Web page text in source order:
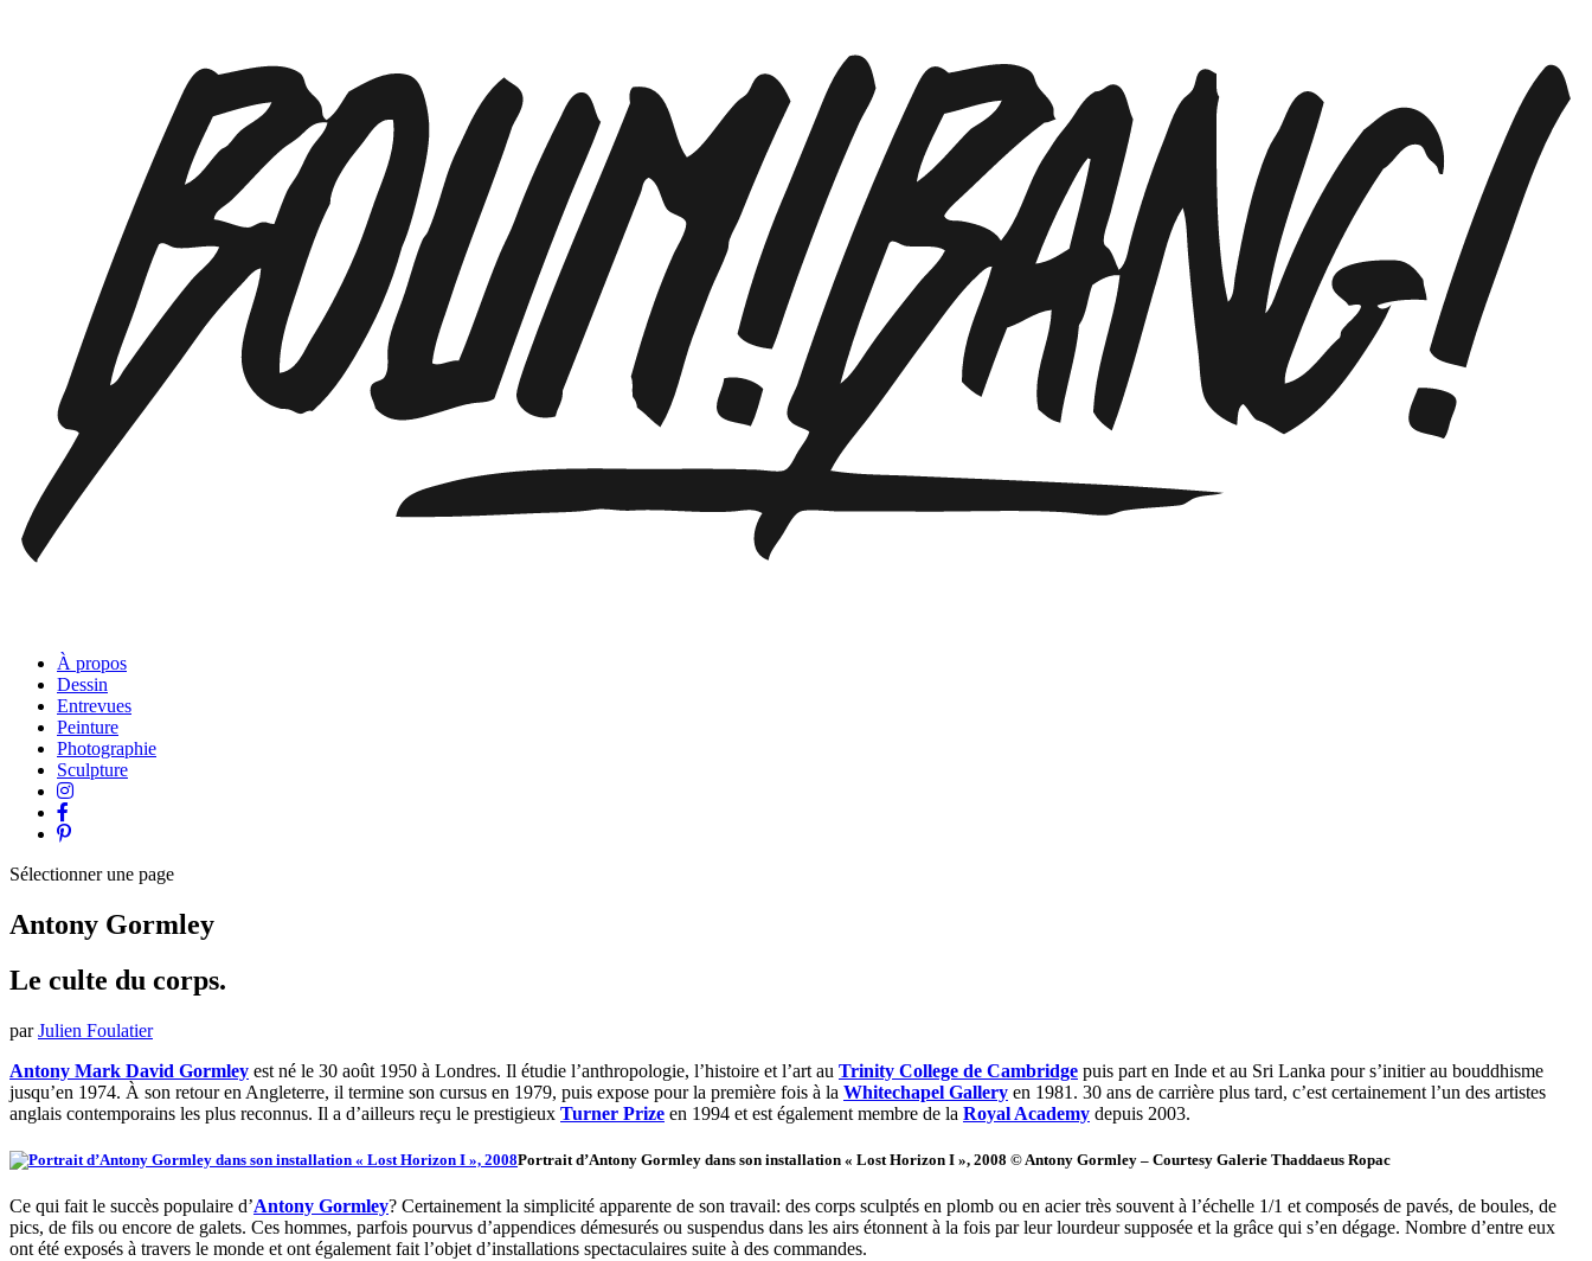
À propos
Dessin
Entrevues
Peinture
Photographie
Sculpture
Sélectionner une page
Antony Gormley
Le culte du corps.
parJulien Foulatier
Antony Mark David Gormley est né le 30 août 1950 à Londres. Il étudie l’anthropologie, l’histoire et l’art au Trinity College de Cambridge puis part en Inde et au Sri Lanka pour s’initier au bouddhisme
jusqu’en 1974. À son retour en Angleterre, il termine son cursus en 1979, puis expose pour la première fois à la Whitechapel Gallery en 1981. 30 ans de carrière plus tard, c’est certainement l’un des artistes
anglais contemporains les plus reconnus. Il a d’ailleurs reçu le prestigieux Turner Prize en 1994 et est également membre de la Royal Academy depuis 2003.
Portrait d’Antony Gormley dans son installation « Lost Horizon I », 2008 © Antony Gormley – Courtesy Galerie Thaddaeus Ropac
Ce qui fait le succès populaire d’Antony Gormley? Certainement la simplicité apparente de son travail: des corps sculptés en plomb ou en acier très souvent à l’échelle 1/1 et composés de pavés, de boules, de
pics, de fils ou encore de galets. Ces hommes, parfois pourvus d’appendices démesurés ou suspendus dans les airs étonnent à la fois par leur lourdeur supposée et la grâce qui s’en dégage. Nombre d’entre eux
ont été exposés à travers le monde et ont également fait l’objet d’installations spectaculaires suite à des commandes.